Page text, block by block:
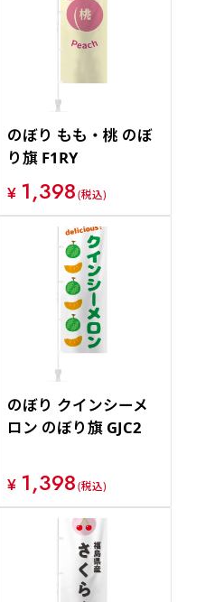
のぼり もも・桃 のぼ
り旗 F1RY
¥ 1,398(税込)
のぼり クインシーメ
ロン のぼり旗 GJC2
¥ 1,398(税込)